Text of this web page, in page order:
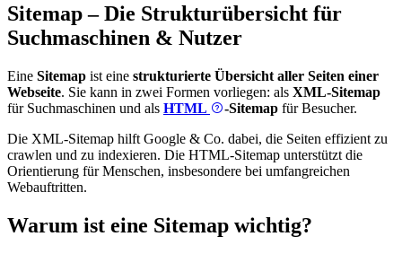
Sitemap – Die Strukturübersicht für
Suchmaschinen & Nutzer
Eine Sitemap ist eine strukturierte Übersicht aller Seiten einer
Webseite. Sie kann in zwei Formen vorliegen: als XML-Sitemap
für Suchmaschinen und als HTML -Sitemap für Besucher.
Die XML-Sitemap hilft Google & Co. dabei, die Seiten effizient zu
crawlen und zu indexieren. Die HTML-Sitemap unterstützt die
Orientierung für Menschen, insbesondere bei umfangreichen
Webauftritten.
Warum ist eine Sitemap wichtig?